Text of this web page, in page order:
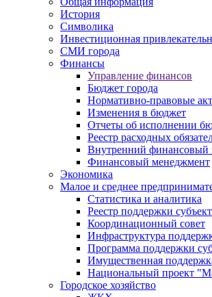
История
Символика
Инвестиционная
СМИ города
Финансы
Управление финансов
Бюджет города
Нормативно-правовые
Изменения в бюджет
Отчеты об исполнении
Реестр расходных
Внутренний финансовый
Финансовый менеджмент
Экономика
Малое и среднее
Статистика и аналитика
Реестр поддержки
Координационный совет
Инфраструктура
Программа поддержки
Имущественная
Национальный проект
Городское хозяйство